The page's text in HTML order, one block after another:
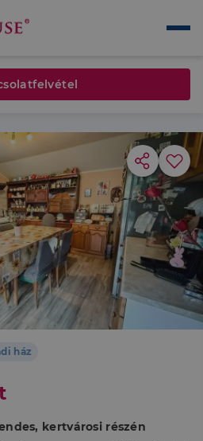
ház
kertvárosi részén